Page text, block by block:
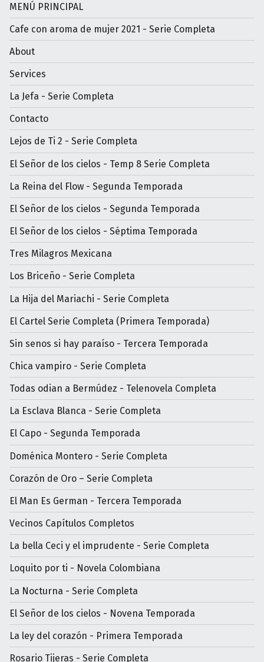
MENÚ PRINCIPAL
Cafe con aroma de mujer 2021 - Serie Completa
About
Services
La Jefa - Serie Completa
Contacto
Lejos de Ti 2 - Serie Completa
El Señor de los cielos - Temp 8 Serie Completa
La Reina del Flow - Segunda Temporada
El Señor de los cielos - Segunda Temporada
El Señor de los cielos - Séptima Temporada
Tres Milagros Mexicana
Los Briceño - Serie Completa
La Hija del Mariachi - Serie Completa
El Cartel Serie Completa (Primera Temporada)
Sin senos si hay paraíso - Tercera Temporada
Chica vampiro - Serie Completa
Todas odian a Bermúdez - Telenovela Completa
La Esclava Blanca - Serie Completa
El Capo - Segunda Temporada
Doménica Montero - Serie Completa
Corazón de Oro – Serie Completa
El Man Es German - Tercera Temporada
Vecinos Capítulos Completos
La bella Ceci y el imprudente - Serie Completa
Loquito por ti - Novela Colombiana
La Nocturna - Serie Completa
El Señor de los cielos - Novena Temporada
La ley del corazón - Primera Temporada
Rosario Tijeras - Serie Completa